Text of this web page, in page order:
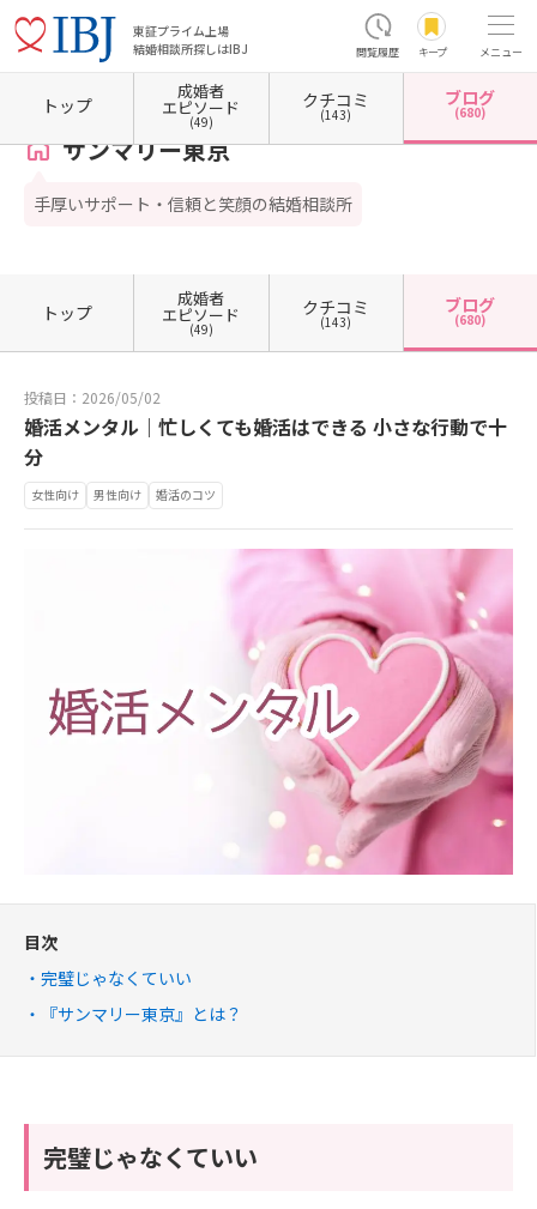
東証プライム上場
結婚相談所探しはIBJ
閲覧履歴 キープ メニュー
ホーム 東京都の結婚相談所 東京都港区 東京都港区南青山 サンマリー東京 カウン
サンマリー東京
手厚いサポート・信頼と笑顔の結婚相談所
トップ
成婚者
エピソード
(49)
クチコミ
(143)
ブログ
(680)
トップ
成婚者
エピソード
(49)
クチコミ
(143)
ブログ
(680)
投稿日：2026/05/02
婚活メンタル｜忙しくても婚活はできる 小さな行動で十
分
女性向け 男性向け 婚活のコツ
目次
完璧じゃなくていい
『サンマリー東京』とは？
完璧じゃなくていい